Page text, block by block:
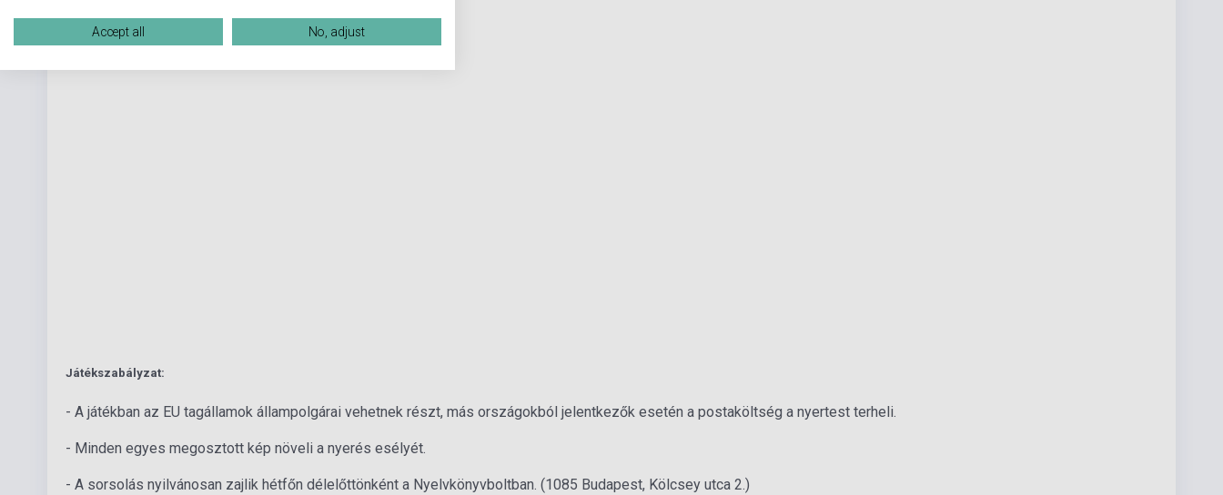
Játékszabályzat:
- A játékban az EU tagállamok állampolgárai vehetnek részt, más országokból jelentkezők esetén a postaköltség a nyertest terheli.
- Minden egyes megosztott kép növeli a nyerés esélyét.
- A sorsolás nyilvánosan zajlik hétfőn délelőttönként a Nyelvkönyvboltban. (1085 Budapest, Kölcsey utca 2.)
Accept all No, adjust